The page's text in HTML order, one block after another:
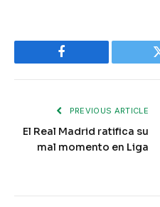
Facebook
PREVIOUS ARTICLE
El Real Madrid ratifica su
mal momento en Liga